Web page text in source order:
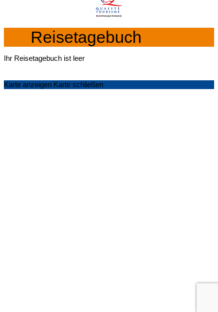
Reisetagebuch
Ihr Reisetagebuch ist leer
Karte anzeigen Karte schließen